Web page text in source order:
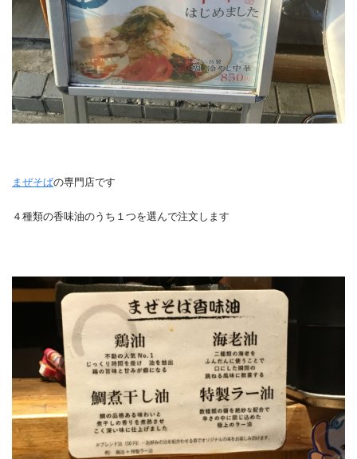
まぜそばの専門店です
４種類の香味油のうち１つを選んで注文します